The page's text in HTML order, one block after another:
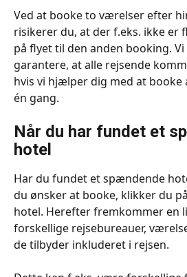
Ved at booke to værelser efter
risikerer du, at der f.eks. ikke er
på flyet til den anden booking.
garantere, at alle rejsende
hvis vi hjælper dig med at booke
én gang.
Når du har fundet et
hotel
Har du fundet et spændende
du ønsker at booke, klikker du
hotel. Herefter fremkommer en
forskellige rejsebureauer,
de tilbyder inkluderet i rejsen.